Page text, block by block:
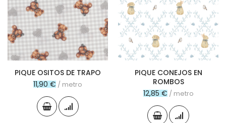
PIQUE OSITOS DE TRAPO
11,90 € / metro
PIQUE CONEJOS EN
ROMBOS
12,85 € / metro